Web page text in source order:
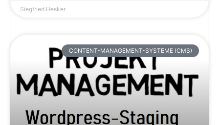
Siegfried Hesker
CONTENT-MANAGEMENT-SYSTEME (CMS)